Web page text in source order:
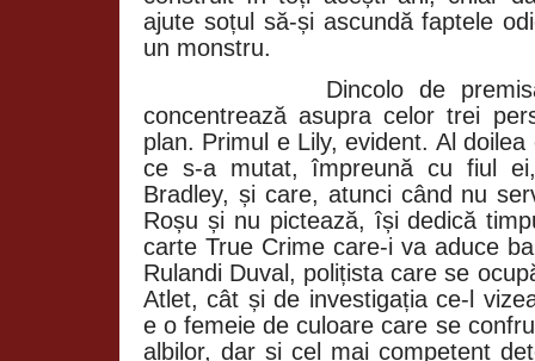
ajute soțul să-și ascundă faptele
un monstru.
Dincolo de
concentrează asupra celor trei
plan. Primul e Lily, evident. Al
ce s-a mutat, împreună cu fiul
Bradley, și care, atunci când nu
Roșu și nu pictează, își dedică
carte True Crime care-i va aduce
Rulandi Duval, polițista care se
Atlet, cât și de investigația ce-l
e o femeie de culoare care se
albilor, dar și cel mai competent